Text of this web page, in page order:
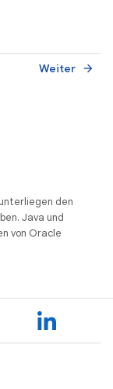
Weiter arrow_forward
den
Java und
von Oracle